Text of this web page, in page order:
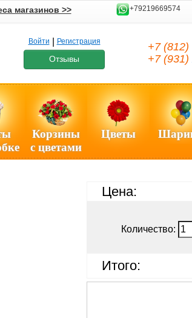
магазинов >> +79219669574
Войти Регистрация
Отзывы
+7 (812)
+7 (931)
Корзины
с цветами
Цветы
Цена:
Количество:
Итого: